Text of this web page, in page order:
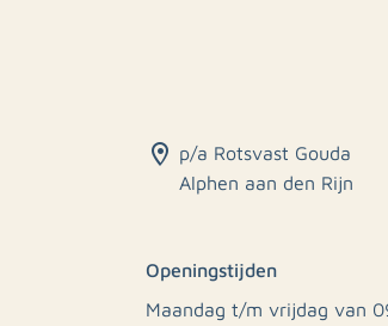
p/a Rotsvast Gouda
Alphen aan den Rijn
Openingstijden
Maandag t/m vrijdag van